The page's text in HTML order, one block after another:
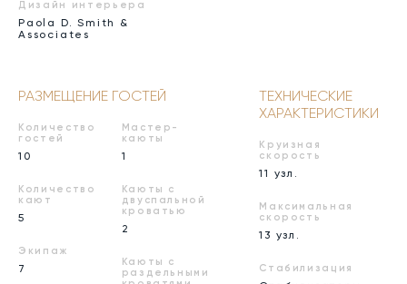
Дизайн интерьера
Paola D. Smith &
Associates
РАЗМЕЩЕНИЕ ГОСТЕЙ
Количество
гостей
10
Количество
кают
5
Экипаж
7
Мастер-
каюты
1
Каюты с
двуспальной
кроватью
2
Каюты с
раздельными
ТЕХНИЧЕСКИЕ
ХАРАКТЕРИСТИКИ
Круизная
скорость
11 узл.
Максимальная
скорость
13 узл.
Стабилизация